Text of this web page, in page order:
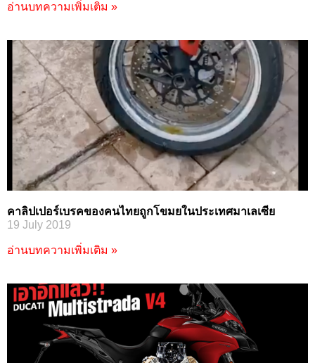
อ่านบทความเพิ่มเติม »
คาลิปเปอร์เบรคของคนไทยถูกโขมยในประเทศมาเลเซีย
19 July 2019
อ่านบทความเพิ่มเติม »